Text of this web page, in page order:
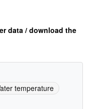
data / download the
temperature